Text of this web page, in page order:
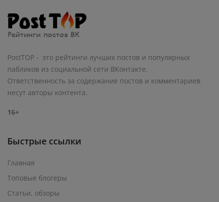
PostTOP - это рейтинги лучших постов и популярных
пабликов из социальной сети ВКонтакте.
Ответственность за содержание постов и комментариев
несут авторы контента.
16+
Быстрые ссылки
Главная
Топовые блогеры
Статьи, обзоры